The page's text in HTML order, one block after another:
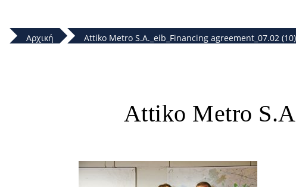
Αρχική Attiko Metro S.A._eib_Financing agreement_07.02 (10)
Attiko Metro